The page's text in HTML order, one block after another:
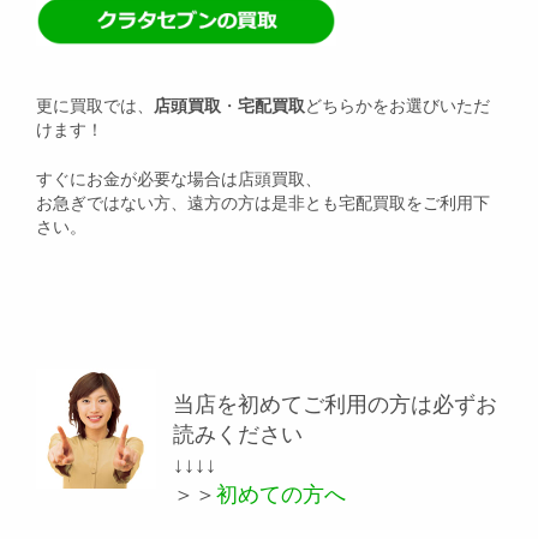
更に買取では、 店頭買取 ・ 宅配買取どちらかをお選びいただ
けます！
すぐにお金が必要な場合は店頭買取、
お急ぎではない方、遠方の方は是非とも宅配買取をご利用下
さい。
当店を初めてご利用の方は必ずお
読みください
↓↓↓↓
＞＞ 初めての方へ